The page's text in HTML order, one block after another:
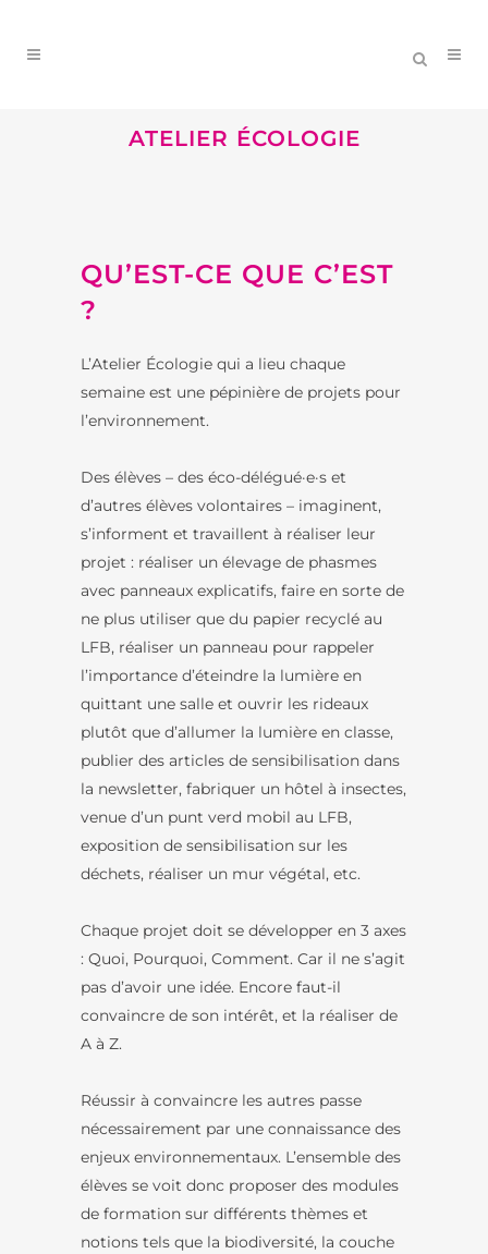
ATELIER ÉCOLOGIE
QU’EST-CE QUE C’EST
?
L’Atelier Écologie qui a lieu chaque
semaine est une pépinière de projets pour
l’environnement.
Des élèves – des éco-délégué·e·s et
d’autres élèves volontaires – imaginent,
s’informent et travaillent à réaliser leur
projet : réaliser un élevage de phasmes
avec panneaux explicatifs, faire en sorte de
ne plus utiliser que du papier recyclé au
LFB, réaliser un panneau pour rappeler
l’importance d’éteindre la lumière en
quittant une salle et ouvrir les rideaux
plutôt que d’allumer la lumière en classe,
publier des articles de sensibilisation dans
la newsletter, fabriquer un hôtel à insectes,
venue d’un punt verd mobil au LFB,
exposition de sensibilisation sur les
déchets, réaliser un mur végétal, etc.
Chaque projet doit se développer en 3 axes
: Quoi, Pourquoi, Comment. Car il ne s’agit
pas d’avoir une idée. Encore faut-il
convaincre de son intérêt, et la réaliser de
A à Z.
Réussir à convaincre les autres passe
nécessairement par une connaissance des
enjeux environnementaux. L’ensemble des
élèves se voit donc proposer des modules
de formation sur différents thèmes et
notions tels que la biodiversité, la couche